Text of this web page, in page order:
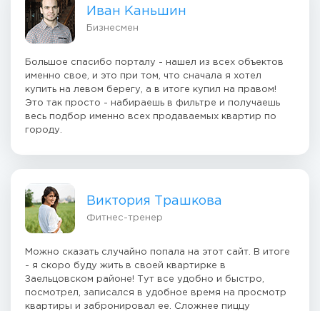
Иван Каньшин
Бизнесмен
Большое спасибо порталу - нашел из всех объектов
именно свое, и это при том, что сначала я хотел
купить на левом берегу, а в итоге купил на правом!
Это так просто - набираешь в фильтре и получаешь
весь подбор именно всех продаваемых квартир по
городу.
Виктория Трашкова
Фитнес-тренер
Можно сказать случайно попала на этот сайт. В итоге
- я скоро буду жить в своей квартирке в
Заельцовском районе! Тут все удобно и быстро,
посмотрел, записался в удобное время на просмотр
квартиры и забронировал ее. Сложнее пиццу